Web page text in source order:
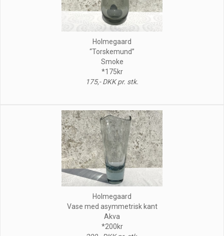
Holmegaard
“Torskemund”
Smoke
*175kr
175,- DKK pr. stk.
Holmegaard
Vase med asymmetrisk kant
Akva
*200kr